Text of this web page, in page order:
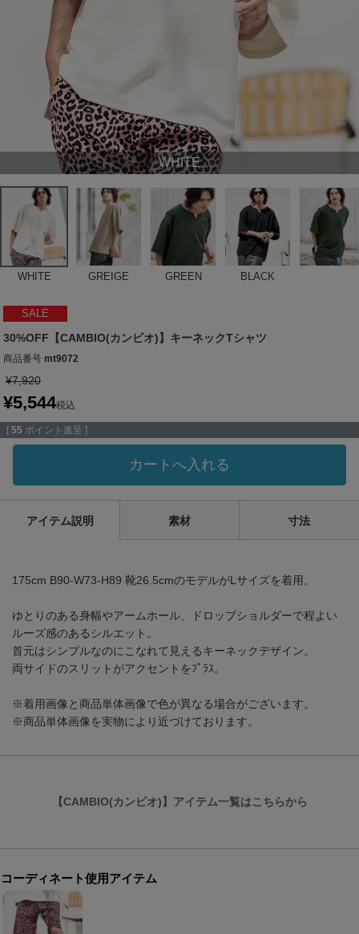
WHITE
WHITE GREIGE GREEN BLACK
SALE
30%OFF【CAMBIO(カンビオ)】キーネックTシャツ
商品番号 mt9072
¥7,920
¥5,544税込
[ 55 ポイント進呈 ]
カートへ入れる
アイテム説明 素材 寸法
175cm B90-W73-H89 靴26.5cmのモデルがLサイズを着用。
ゆとりのある身幅やアームホール、ドロップショルダーで程よい
ルーズ感のあるシルエット。
首元はシンプルなのにこなれて見えるキーネックデザイン。
両サイドのスリットがアクセントをﾌﾟﾗｽ。
※着用画像と商品単体画像で色が異なる場合がございます。
※商品単体画像を実物により近づけております。
【CAMBIO(カンビオ)】アイテム一覧はこちらから
コーディネート使用アイテム